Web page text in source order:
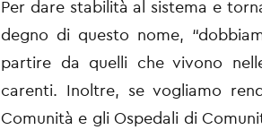
Per dare stabilità al sistema e
degno di questo nome,
partire da quelli che vivono
carenti. Inoltre, se vogliamo
Comunità e gli Ospedali di